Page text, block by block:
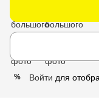
% Войти для